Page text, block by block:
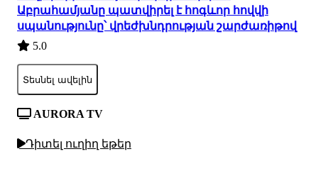
Աբրահամյանը պատվիրել է հոգևոր հովվի
սպանությունը՝ վրեժխնդրության շարժառիթով
5.0
Տեսնել ավելին
AURORA TV
Դիտել ուղիղ եթեր